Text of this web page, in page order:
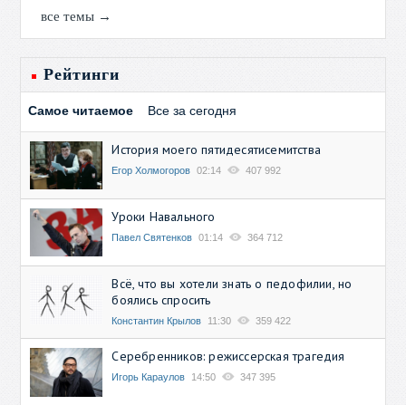
все темы →
Рейтинги
Самое читаемое Все за сегодня
История моего пятидесятисемитства
Егор Холмогоров 02:14 407 992
Уроки Навального
Павел Святенков 01:14 364 712
Всё, что вы хотели знать о педофилии, но
боялись спросить
Константин Крылов 11:30 359 422
Серебренников: режиссерская трагедия
Игорь Караулов 14:50 347 395